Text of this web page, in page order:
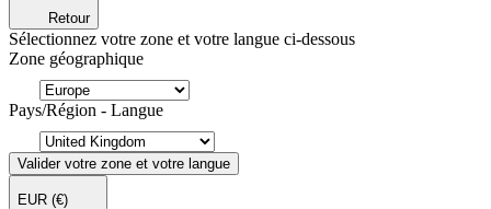
Retour
Sélectionnez votre zone et votre langue ci-dessous
Zone géographique
Pays/Région - Langue
Valider votre zone et votre langue
EUR (€)